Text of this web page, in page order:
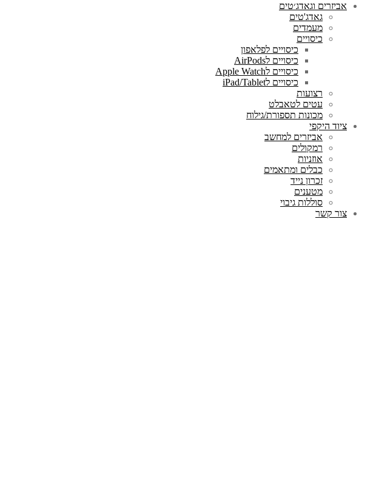
אביזרים וגאדג׳טים
גאדג'טים
מעמדים
כיסויים
כיסויים לפלאפון
כיסויים לAirPods
כיסויים לApple Watch
כיסויים לiPad/Tablet
רצועות
עטים לטאבלט
מכונות תספורת/גילוח
ציוד היקפי
אביזרים למחשב
רמקולים
אוזניות
כבלים ומתאמים
זכרון נייד
מטענים
סוללות גיבוי
צור קשר